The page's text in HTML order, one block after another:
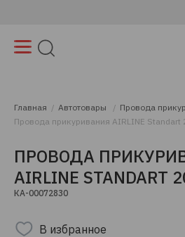
Главная Автотовары
Провода
Провода прикуривания AIRLINE Standart
ПРОВОДА
AIRLINE STANDART
КА-00072830
В избранное